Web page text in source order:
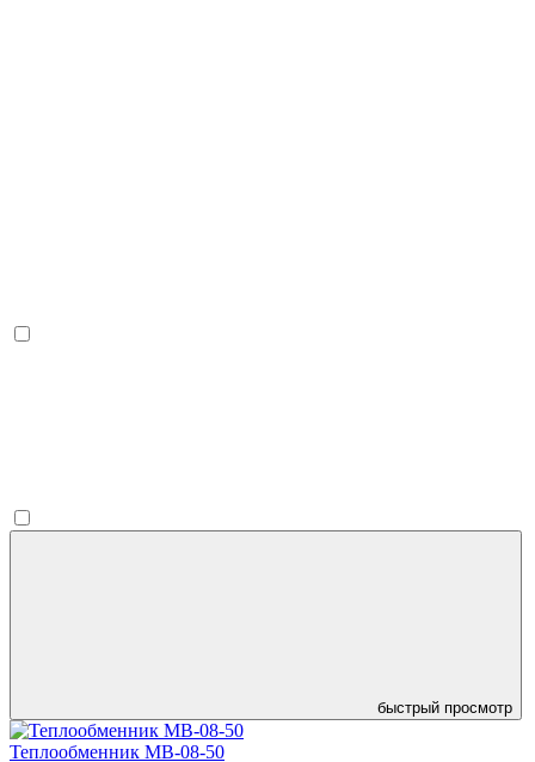
быстрый просмотр
Теплообменник MB-08-50